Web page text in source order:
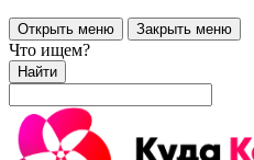
Открыть меню Закрыть меню
Что ищем?
Найти